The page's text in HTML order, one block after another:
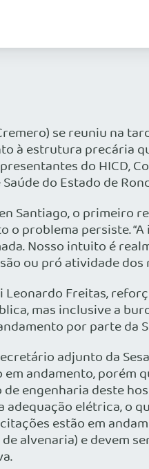
) se reuniu na
à estrutura precária
do HICD,
do Estado de
Santiago, o
problema persiste.
Nosso intuito é
ou pró atividade
Freitas,
mas inclusive a
por parte da
adjunto da
andamento,
engenharia deste
elétrica, o
estão em
alvenaria) e devem